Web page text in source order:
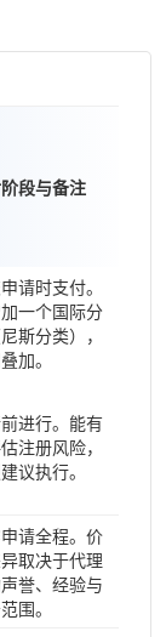
段与备注
请时支付。
一个国际分
斯分类），
加。
进行。能有
注册风险，
议执行。
请全程。价
取决于代理
誉、经验与
围。